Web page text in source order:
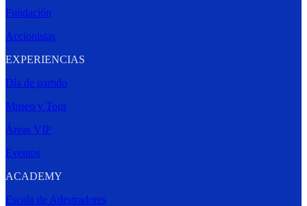
Fundación
Accionistas
EXPERIENCIAS
Día de partido
Museo y Tour
Áreas VIP
Eventos
ACADEMY
Escola de Adestradores